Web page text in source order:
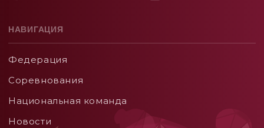
НАВИГАЦИЯ
Федерация
Соревнования
Национальная команда
Новости